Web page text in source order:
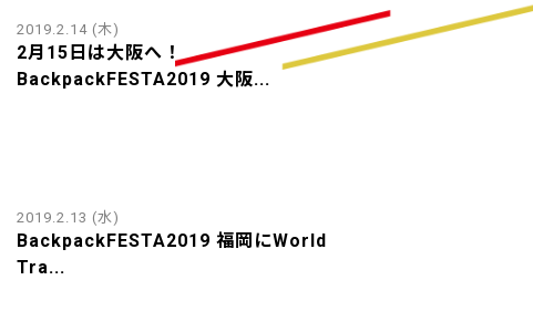
2019.2.14 (木)
2月15日は大阪へ！
BackpackFESTA2019 大阪...
2019.2.13 (水)
BackpackFESTA2019 福岡にWorld
Tra...